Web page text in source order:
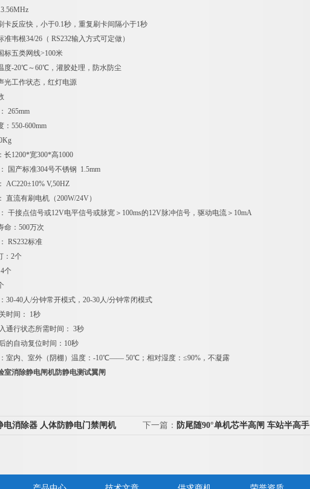
卡反应快，小于0.1秒，重复刷卡间隔小于1秒
准韦根34/26（ RS232输入方式可定做）
标五类网线>100米
度-20℃～60℃，灌胶处理，防水防尘
光工作状态，红灯电源
技术参数
265mm
550-600mm
长1200*宽300*高1000
国产标准304号不锈钢 1.5mm
AC220±10% V,50HZ
直流有刷电机（200W/24V）
干接点信号或12V电平信号或脉宽＞100ms的12V脉冲信号，驱动电流＞10mA
命：500万次
RS232标准
：2个
个
30-40人/分钟常开模式，20-30人/分钟常闭模式
时间： 1秒
通行状态所需时间： 3秒
的自动复位时间：10秒
室内、室外（阴棚）温度：-10℃—— 50℃；相对湿度：≤90%，不凝露
室消除静电闸机防静电测试翼闸
电消除器 人体防静电门禁闸机 下一篇： 防尾随90°单机芯半高闸 车站半高手